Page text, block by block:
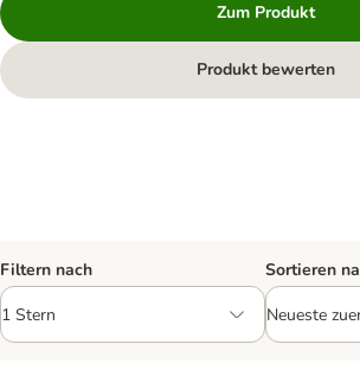
Zum Produkt
Produkt bewerten
Filtern nach Sortieren